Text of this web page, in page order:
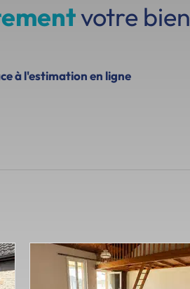
votre bien
à l'estimation en ligne